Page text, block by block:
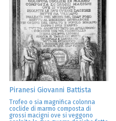
Piranesi Giovanni Battista
Trofeo o sia magnifica colonna
coclide di marmo composta di
grossi macigni ove si veggono